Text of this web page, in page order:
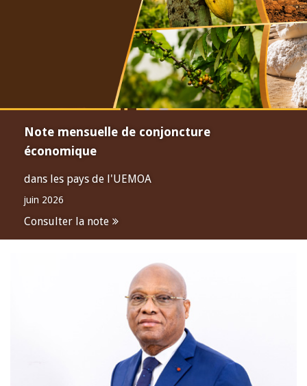
Note mensuelle de conjoncture
économique
dans les pays de l'UEMOA
juin 2026
Consulter la note